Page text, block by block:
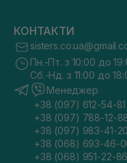
КОНТАКТИ
Пн.-Пт. з 10:00 до
Сб.-Нд. з 11:00 до
Менеджер
+38 (097) 612-54-81
+38 (097) 788-12-
+38 (097) 983-41-20
+38 (068) 693-46-
+38 (068) 951-22-86